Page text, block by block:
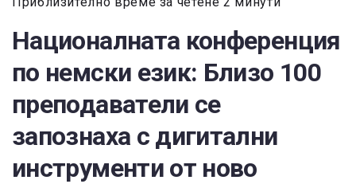
Националната конференция
по немски език: Близо 100
преподаватели се
запознаха с дигитални
инструменти от ново